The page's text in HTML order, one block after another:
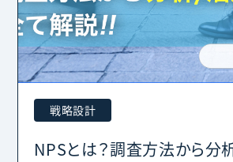
戦略設計
NPSとは？調査方法から分